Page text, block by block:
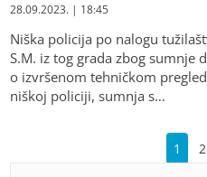
28.09.2023. | 18:45
Niška policija po nalogu
S.M. iz tog grada zbog sumnje
o izvršenom tehničkom
niškoj policiji, sumnja s…
1 2